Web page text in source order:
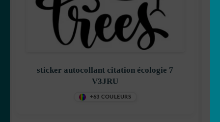
sticker autocollant citation écologie 7
V3JRU
+63 COULEURS